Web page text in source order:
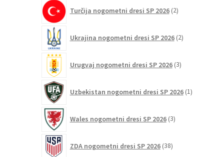
Turčija nogometni dresi SP 2026 2izdelka
Ukrajina nogometni dresi SP 2026 2izdelka
Urugvaj nogometni dresi SP 2026 3izdelki
Uzbekistan nogometni dresi SP 2026 1izdelek
Wales nogometni dresi SP 2026 3izdelki
ZDA nogometni dresi SP 2026 38izdelkov